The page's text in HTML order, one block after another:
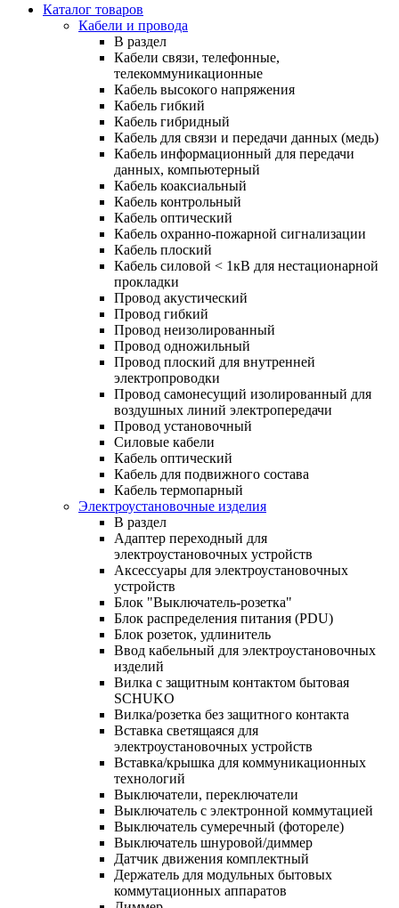
Каталог товаров
Кабели и провода
В раздел
Кабели связи, телефонные,
телекоммуникационные
Кабель высокого напряжения
Кабель гибкий
Кабель гибридный
Кабель для связи и передачи данных (медь)
Кабель информационный для передачи
данных, компьютерный
Кабель коаксиальный
Кабель контрольный
Кабель оптический
Кабель охранно-пожарной сигнализации
Кабель плоский
Кабель силовой < 1кВ для нестационарной
прокладки
Провод акустический
Провод гибкий
Провод неизолированный
Провод одножильный
Провод плоский для внутренней
электропроводки
Провод самонесущий изолированный для
воздушных линий электропередачи
Провод установочный
Силовые кабели
Кабель оптический
Кабель для подвижного состава
Кабель термопарный
Электроустановочные изделия
В раздел
Адаптер переходный для
электроустановочных устройств
Аксессуары для электроустановочных
устройств
Блок "Выключатель-розетка"
Блок распределения питания (PDU)
Блок розеток, удлинитель
Ввод кабельный для электроустановочных
изделий
Вилка с защитным контактом бытовая
SCHUKO
Вилка/розетка без защитного контакта
Вставка светящаяся для
электроустановочных устройств
Вставка/крышка для коммуникационных
технологий
Выключатели, переключатели
Выключатель с электронной коммутацией
Выключатель сумеречный (фотореле)
Выключатель шнуровой/диммер
Датчик движения комплектный
Держатель для модульных бытовых
коммутационных аппаратов